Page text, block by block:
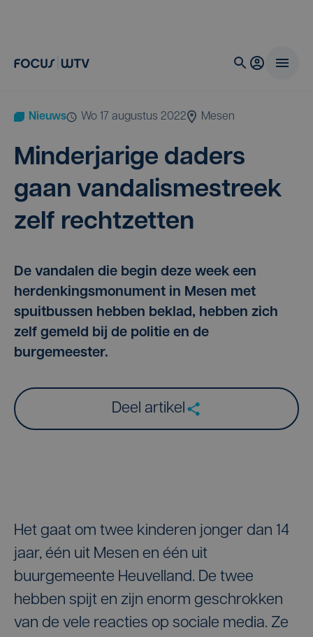
Nieuws wo 17 augustus 2022 Mesen
Min­der­ja­ri­ge daders
gaan van­da­lis­me­streek
zelf rechtzetten
De vandalen die begin deze week een
herdenkingsmonument in Mesen met
spuitbussen hebben beklad, hebben zich
zelf gemeld bij de politie en de
burgemeester.
Deel artikel
Het gaat om twee kinderen jonger dan 14
jaar, één uit Mesen en één uit
buurgemeente Heuvelland. De twee
hebben spijt en zijn enorm geschrokken
van de vele reacties op sociale media. Ze